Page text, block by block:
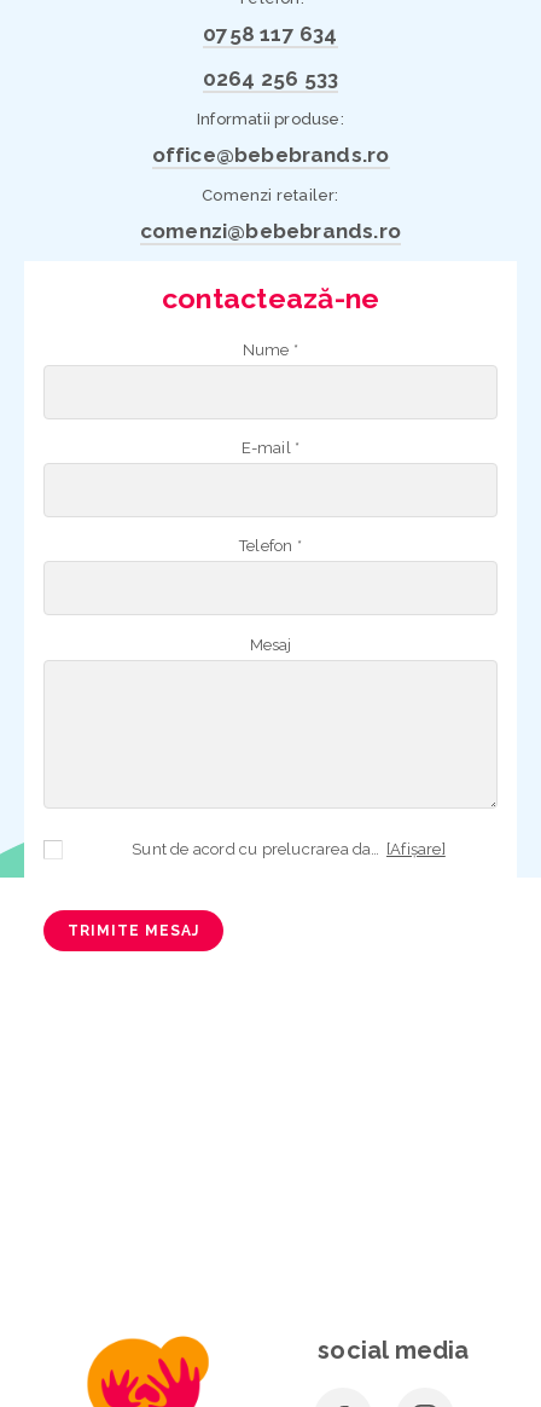
0758 117 634
0264 256 533
Informatii produse:
office@bebebrands.ro
Comenzi retailer:
comenzi@bebebrands.ro
contactează-ne
Nume *
E-mail *
Telefon *
Mesaj
[Afișare]
TRIMITE MESAJ
social media